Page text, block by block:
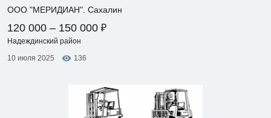
ООО "МЕРИДИАН". Сахалин
120 000 – 150 000 ₽
Надеждинский район
10 июля 2025
136